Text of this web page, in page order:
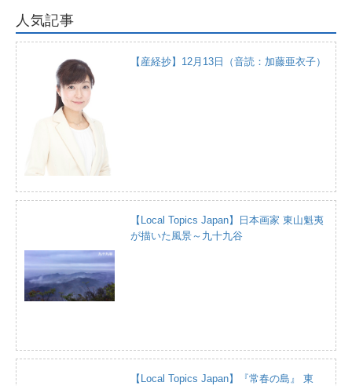
人気記事
【産経抄】12月13日（音読：加藤亜衣子）
【Local Topics Japan】日本画家 東山魁夷
が描いた風景～九十九谷
【Local Topics Japan】『常春の島』 東